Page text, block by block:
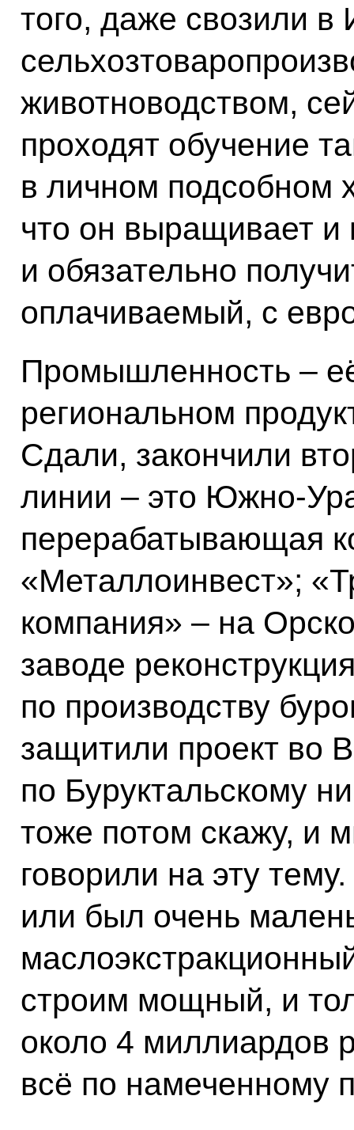
того, даже свозили
животноводством,
проходят обучение
в личном подсобном
что он выращивает и
и обязательно
оплачиваемый, с
Промышленность –
региональном
Сдали, закончили
линии – это Южно-
перерабатывающая
«Металлоинвест»;
компания» – на
заводе
по производству
защитили проект во
по Буруктальскому
тоже потом скажу, и
говорили на эту
или был очень
строим мощный, и
около 4 миллиардов
всё по намеченному